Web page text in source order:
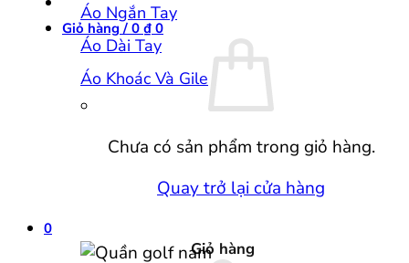
Giỏ hàng / 0 ₫ 0
Chưa có sản phẩm trong giỏ hàng.
Quay trở lại cửa hàng
0
Giỏ hàng
Áo Ngắn Tay
Áo Dài Tay
Áo Khoác Và Gile